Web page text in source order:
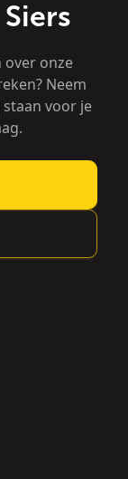
over onze
Neem
voor je